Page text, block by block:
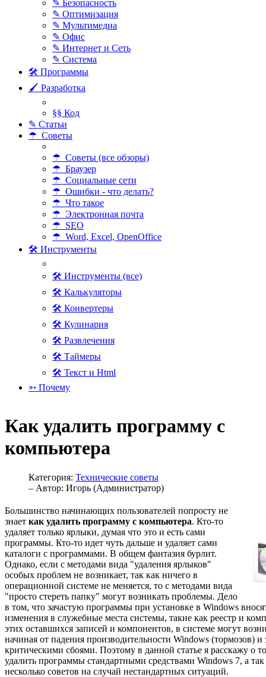
✎ Безопасность
✎ Оптимизация
✎ Мультимедиа
✎ Офис
✎ Интернет и Сеть
✎ Система
🛠 Программы
🖌 Разработка
§§ Код
✎ Статьи
☂ Советы
☂ Советы (все обзоры)
☂ Браузер
☂ Социальные сети
☂ Ошибки - что делать?
☂ Что такое
☂ Электронная почта
☂ SEO
☂ Word, Excel, OpenOffice
🛠 Инструменты
🛠 Инструменты (все)
🛠 Калькуляторы
🛠 Конвертеры
🛠 Кулинария
🛠 Развлечения
🛠 Таймеры
🛠 Текст и Html
➳ Почему
Как удалить программу с
компьютера
Категория: Технические советы
– Автор: Игорь (Администратор)
Большинство начинающих пользователей попросту не
знает как удалить программу с компьютера. Кто-то
удаляет только ярлыки, думая что это и есть сами
программы. Кто-то идет чуть дальше и удаляет сами
каталоги с программами. В общем фантазия бурлит.
Однако, если с методами вида "удаления ярлыков"
особых проблем не возникает, так как ничего в
операционной системе не меняется, то с методами вида
"просто стереть папку" могут возникать проблемы. Дело
в том, что зачастую программы при установке в Windows
изменения в служебные места системы, такие как реестр и
этих оставшихся записей и компонентов, в системе могут
начиная от падения производительности Windows (тормозов) и
критическими сбоями. Поэтому в данной статье я расскажу о
удалить программы стандартными средствами Windows 7, а
несколько советов на случай нестандартных ситуаций.